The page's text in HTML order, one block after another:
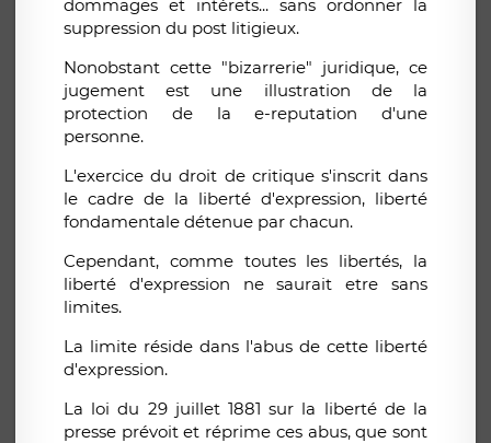
dommages et intérets... sans ordonner la
suppression du post litigieux.
Nonobstant cette "bizarrerie" juridique, ce
jugement est une illustration de la
protection de la e-reputation d'une
personne.
L'exercice du droit de critique s'inscrit dans
le cadre de la liberté d'expression, liberté
fondamentale détenue par chacun.
Cependant, comme toutes les libertés, la
liberté d'expression ne saurait etre sans
limites.
La limite réside dans l'abus de cette liberté
d'expression.
La loi du 29 juillet 1881 sur la liberté de la
presse prévoit et réprime ces abus, que sont